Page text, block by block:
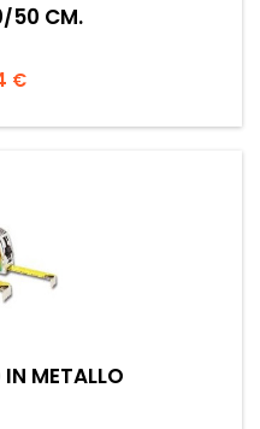
50 CM.
€
IN METALLO